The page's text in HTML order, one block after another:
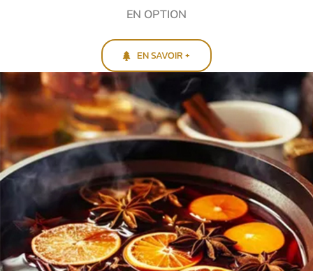
EN OPTION
EN SAVOIR +